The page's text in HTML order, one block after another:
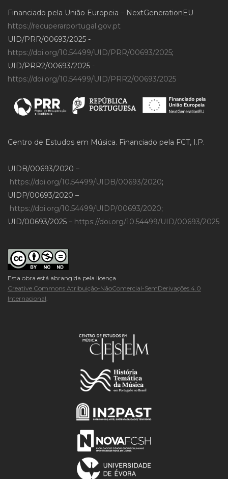
Financiado pela União Europeia – NextGenerationEU
https://recuperarportugal.gov.pt
UID/PRR/00693/2025 -
https://doi.org/10.54499/UID/PRR/00693/2025;
UID/PRR2/00693/2025 -
https://doi.org/10.54499/UID/PRR2/00693/2025
Centro de Estudos em Música. Financiado pela FCT, I.P.
UIDB/00693/2020 –
https://doi.org/10.54499/UIDB/00693/2020;
UIDP/00693/2020 –
https://doi.org/10.54499/UIDP/00693/2020;
UID/00693/2025 – https://doi.org/10.54499/UID/00693/2025
Esta obra está abrangida pela licença
Creative Commons Atribuição-NãoComercial-SemDerivações 4.0
Internacional